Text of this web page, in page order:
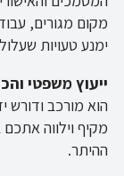
מקום מגורים,
ימנע טעויות
ייעוץ משפטי
הוא מורכב ודורש
מקיף וילווה
ההיתר.